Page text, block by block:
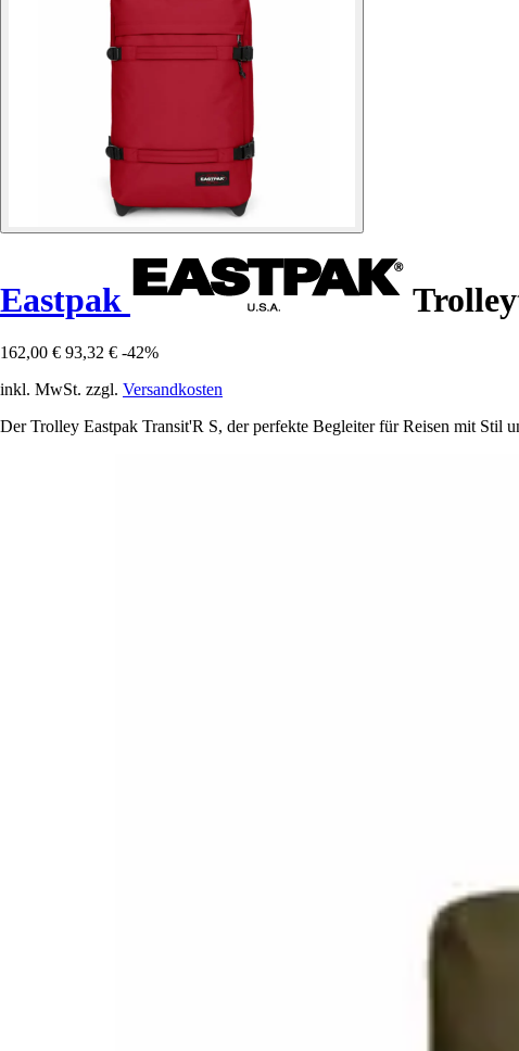
Eastpak
162,00 € 93,32 € -42%
inkl. MwSt. zzgl. Versandkosten
Der Trolley Eastpak Transit'R S, der perfekte Begleiter für Reisen mit Stil